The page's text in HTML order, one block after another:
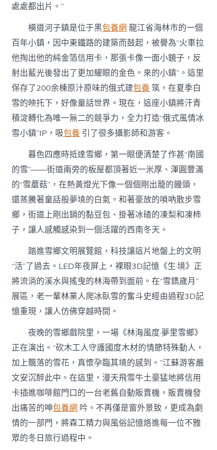
處處都出片。”
橫道河子鎮是位于黑包養網 龍江省海林市的一個
百年小鎮，因中東鐵路的建築而鼓起，被譽為“火車拉
他掏出他的純金箔信用卡，那張卡像一面小鏡子，反
射出藍光後發出了更加耀眼的金色。來的小鎮”。這里
保存了200余棟原汁原味的俄式建包養 筑，在夏季白
雪的映托下，好像童話世界。現在，這座小鎮將汗青
積淀轉化為唯一無二的競爭力，全力打造“俄式風情冰
雪小鎮”IP，吸包養 引了很多攝影師和游客。
暮色四應時抵達雪鄉，第一眼便清楚了作甚“南國
的雪”——街道兩旁的板屋都頂著近一米厚、渾圓豐滿
的“雪蘑菇”，在熱黃燈光下像一個個剛出籠的饅頭，
還蒸騰著童話般夢境的白氣。和著豪放的嗩吶散步雪
鄉，街道上剛出鍋的黏豆包、掛著冰碴的凍梨和凍柿
子，讓人感觸感染到一個活躍的西南冬天。
踏進雪鄉文明展覽館，科技讓這片地盤上的文明
“活”了過去。LED年夜屏上，裸眼3D記憶《生·境》正
將流淌的溪水與搖曳的林海帶到面前。在“雪鐫歲月”
展區，老一輩林業人爬冰臥雪的奮斗史經由過程3D記
憶重現，讓人仿佛穿越時間。
夜晚的雪鄉戲院里，一場《林海風度·夢里雪鄉》
正在演出。“砍木工人守護國度木材的情節特殊動人，
加上飄落的雪花，真懷孕臨其境的感到。”江蘇游客嚴
文安沉醉此中。在這里，漫天飛雪牛土豪猛地將信用
卡插進咖啡館門口的一台老舊自動販賣機，販賣機發
出痛苦的呻包養網 吟。不再僅是窗外景致，更成為劇
情的一部門，將森工精力與風俗記憶烙進每一位不雅
眾的冬日旅行過程中。